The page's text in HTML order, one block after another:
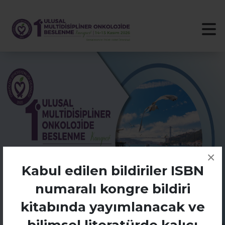
Kabul edilen bildiriler ISBN
numaralı kongre bildiri
kitabında yayımlanacak ve
×